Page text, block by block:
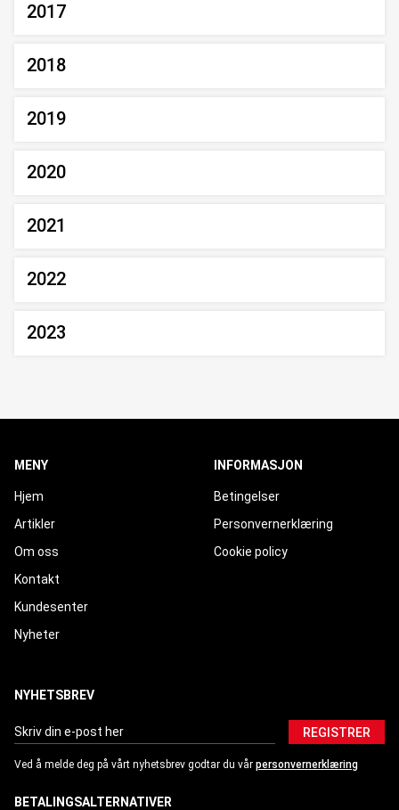
2017
2018
2019
2020
2021
2022
2023
MENY
Hjem
Artikler
Om oss
Kontakt
Kundesenter
Nyheter
INFORMASJON
Betingelser
Personvernerklæring
Cookie policy
NYHETSBREV
REGISTRER
Ved å melde deg på vårt nyhetsbrev godtar du vår personvernerklæring
BETALINGSALTERNATIVER